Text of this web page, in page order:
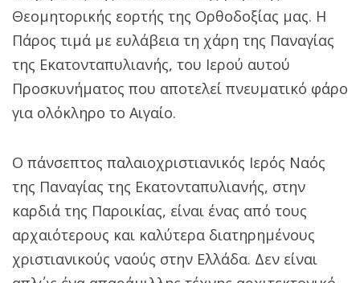
Θεομητορικής εορτής της Ορθοδοξίας μας. Η
Πάρος τιμά με ευλάβεια τη χάρη της Παναγίας
της Εκατονταπυλιανής, του Ιερού αυτού
Προσκυνήματος που αποτελεί πνευματικό φάρο
για ολόκληρο το Αιγαίο.
Ο πάνσεπτος παλαιοχριστιανικός Ιερός Ναός
της Παναγίας της Εκατονταπυλιανής, στην
καρδιά της Παροικίας, είναι ένας από τους
αρχαιότερους και καλύτερα διατηρημένους
χριστιανικούς ναούς στην Ελλάδα. Δεν είναι